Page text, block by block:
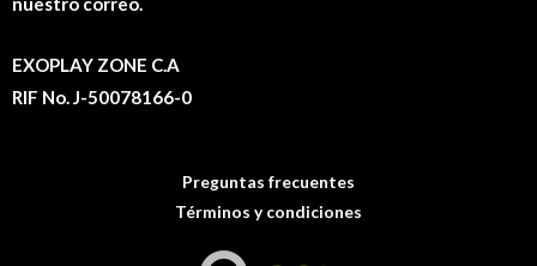
EXOPLAY ZONE C.A
RIF No. J-50078166-0
Preguntas frecuentes
Términos y condiciones